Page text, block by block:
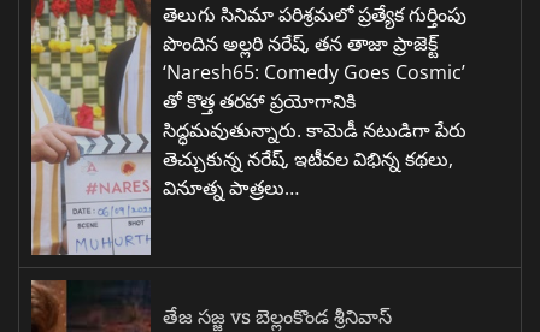
తెలుగు సినిమా పరిశ్రమలో ప్రత్యేక గుర్తింపు
పొందిన అల్లరి నరేష్, తన తాజా ప్రాజెక్ట్
‘Naresh65: Comedy Goes Cosmic’
తో కొత్త తరహా ప్రయోగానికి
సిద్ధమవుతున్నారు. కామెడీ నటుడిగా పేరు
తెచ్చుకున్న నరేష్, ఇటీవల విభిన్న కథలు,
వినూత్న పాత్రలు…
తేజ సజ్జ vs బెల్లంకొండ శ్రీనివాస్